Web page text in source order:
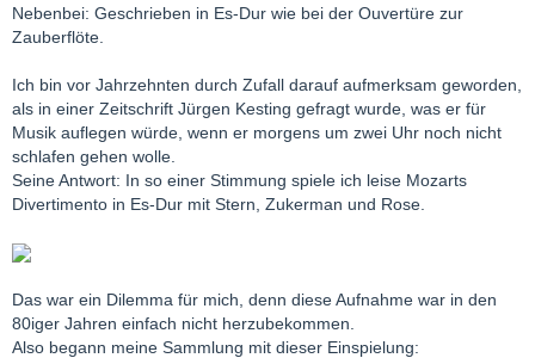
Nebenbei: Geschrieben in Es-Dur wie bei der Ouvertüre zur
Zauberflöte.
Ich bin vor Jahrzehnten durch Zufall darauf aufmerksam geworden,
als in einer Zeitschrift Jürgen Kesting gefragt wurde, was er für
Musik auflegen würde, wenn er morgens um zwei Uhr noch nicht
schlafen gehen wolle.
Seine Antwort: In so einer Stimmung spiele ich leise Mozarts
Divertimento in Es-Dur mit Stern, Zukerman und Rose.
Das war ein Dilemma für mich, denn diese Aufnahme war in den
80iger Jahren einfach nicht herzubekommen.
Also begann meine Sammlung mit dieser Einspielung: